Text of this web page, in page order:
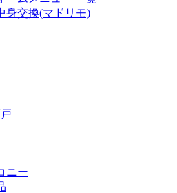
身交換(マドリモ)
ニー